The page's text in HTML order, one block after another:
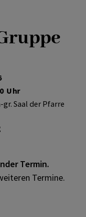
Uhr
Saal der Pfarre
Termin.
Termine.